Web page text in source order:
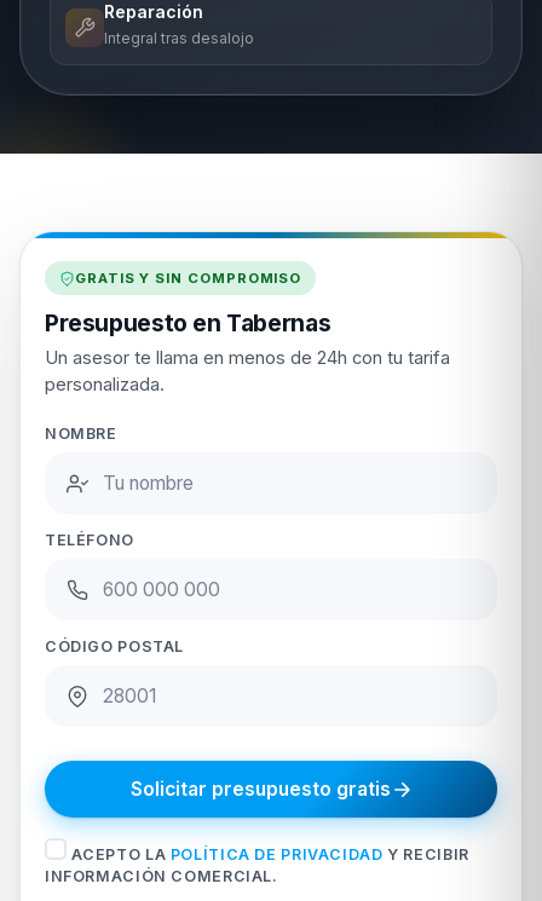
Reparación
Integral tras desalojo
GRATIS Y SIN COMPROMISO
Presupuesto en Tabernas
Un asesor te llama en menos de 24h con tu tarifa
personalizada.
NOMBRE
TELÉFONO
CÓDIGO POSTAL
Solicitar presupuesto gratis
ACEPTO LA POLÍTICA DE PRIVACIDAD Y RECIBIR
INFORMACIÓN COMERCIAL.